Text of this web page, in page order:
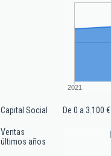
2021
Capital Social De 0 a 3.100 €
Ventas
últimos años